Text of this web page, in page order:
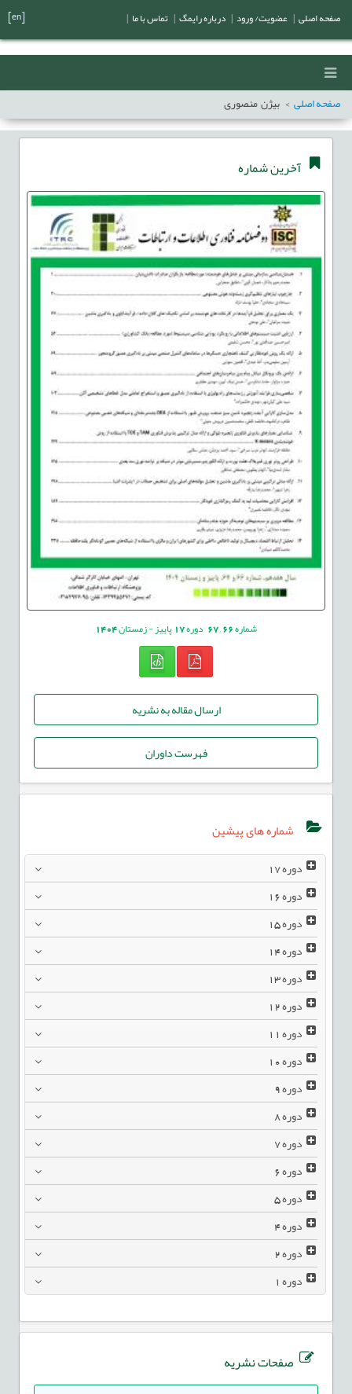
صفحه اصلی بیژن منصوری
آخرین شماره
شماره66
,
67 دوره17پاییز - زمستان1404
ارسال مقاله به نشریه
فهرست داوران
شماره های پیشین
دوره17
دوره16
دوره15
دوره14
دوره13
دوره12
دوره11
دوره10
دوره9
دوره8
دوره7
دوره6
دوره5
دوره4
دوره2
دوره1
صفحات نشریه
صفحه اصلی عضویت/ ورود درباره رایمگ تماس با ما